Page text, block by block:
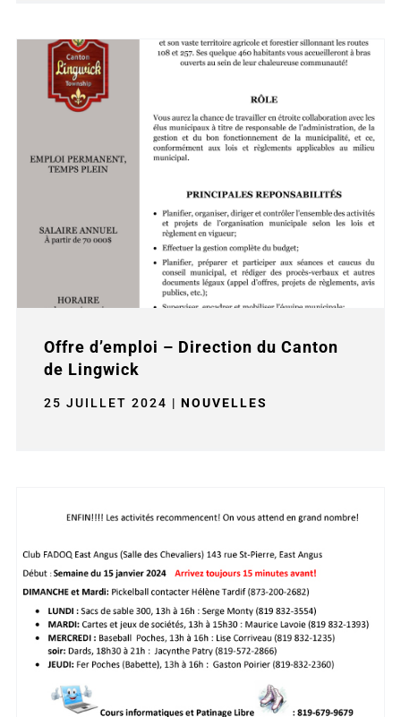
Offre d’emploi – Direction du Canton
de Lingwick
25 JUILLET 2024 | NOUVELLES